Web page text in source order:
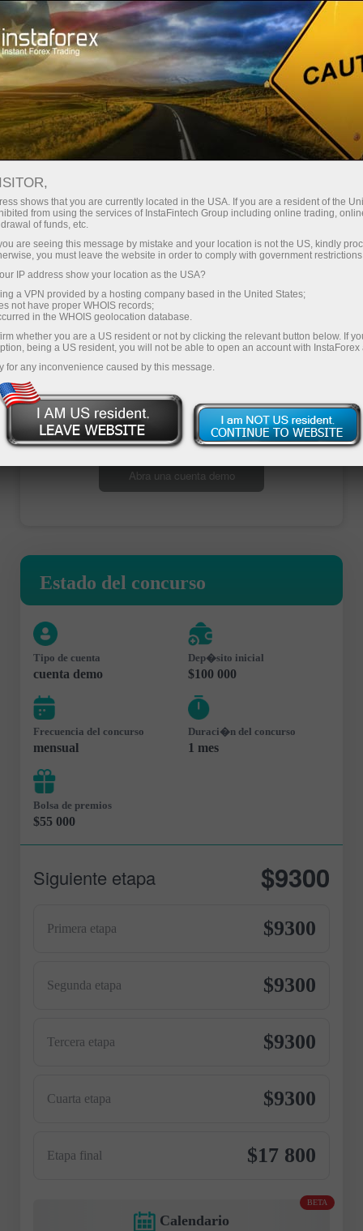
Campa�as Concursos Gran Carrera
Gran Carrera
�Gran Carrera de InstaForex es uno de los
concursos m�s populares entre las cuentas
demo! Incluye cuatro etapas y la final con el
premio de $55,000.
Register
Abra una cuenta de operaciones
Abra una cuenta demo
Estado del concurso
Tipo de cuenta
cuenta demo
Dep�sito inicial
$100 000
Frecuencia del concurso
mensual
Duraci�n del concurso
1 mes
Bolsa de premios
$55 000
$9300
Siguiente etapa
Primera etapa $9300
Segunda etapa $9300
Tercera etapa $9300
Cuarta etapa $9300
Etapa final $17 800
Calendario
BETA
shows that you are currently located in the USA. If you are a resident of the
from using the services of InstaFintech Group including online trading,
of funds, etc.
are seeing this message by mistake and your location is not the US, kindly
you must leave the website in order to comply with government
IP address show your location as the USA?
a VPN provided by a hosting company based in the United States;
not have proper WHOIS records;
in the WHOIS geolocation database.
whether you are a US resident or not by clicking the relevant button below. If
being a US resident, you will not be able to open an account with InstaForex
for any inconvenience caused by this message.